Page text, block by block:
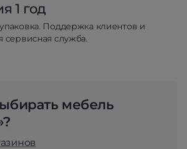
1 год
Поддержка клиентов и
сервисная служба.
мебель